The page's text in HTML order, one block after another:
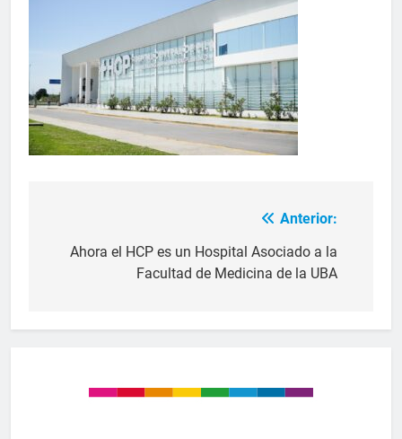
Anterior:
Ahora el HCP es un Hospital Asociado a la
Facultad de Medicina de la UBA